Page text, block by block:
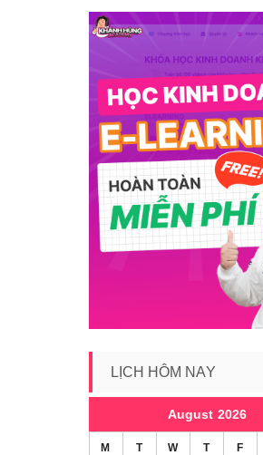
LỊCH HÔM NAY
August 2026
M T W T F